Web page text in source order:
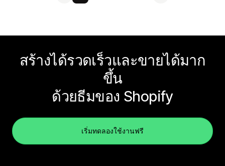
สร้างได้รวดเร็วและขายได้มาก
ขึ้น
ด้วยธีมของ Shopify
เริ่มทดลองใช้งานฟรี